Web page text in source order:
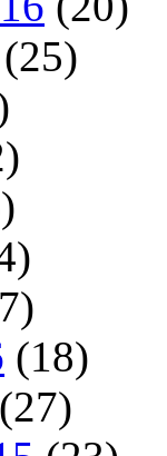
(25)
(18)
(27)